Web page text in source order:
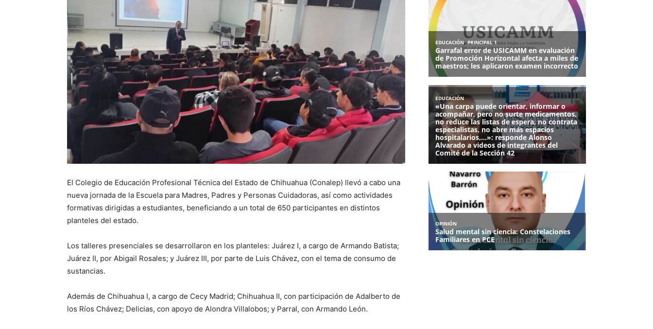
El Colegio de Educación Profesional Técnica del Estado de Chihuahua (Conalep) llevó a cabo una
nueva jornada de la Escuela para Madres, Padres y Personas Cuidadoras, así como actividades
formativas dirigidas a estudiantes, beneficiando a un total de 650 participantes en distintos
planteles del estado.
Los talleres presenciales se desarrollaron en los planteles: Juárez I, a cargo de Armando Batista;
Juárez II, por Abigail Rosales; y Juárez III, por parte de Luis Chávez, con el tema de consumo de
sustancias.
Además de Chihuahua I, a cargo de Cecy Madrid; Chihuahua II, con participación de Adalberto de
los Ríos Chávez; Delicias, con apoyo de Alondra Villalobos; y Parral, con Armando León.